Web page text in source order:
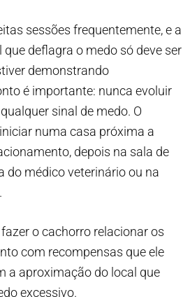
sessões frequentemente, e a
deflagra o medo só deve ser
demonstrando
é importante: nunca evoluir
sinal de medo. O
numa casa próxima a
depois na sala de
do médico veterinário ou na
o cachorro relacionar os
com recompensas que ele
a aproximação do local que
excessivo.